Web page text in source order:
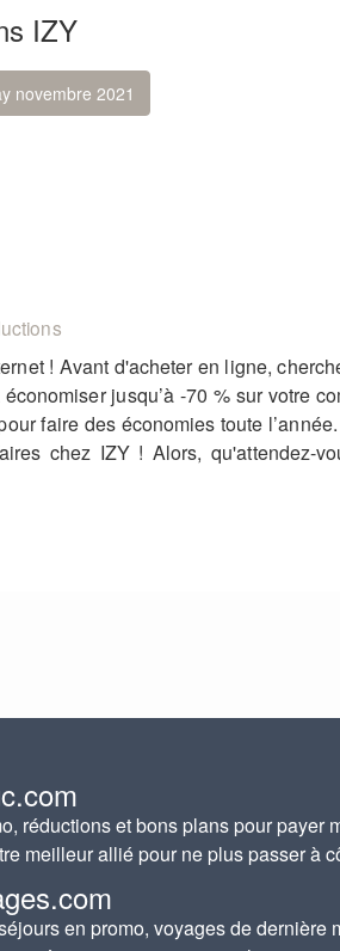
IZY
novembre 2021
! Avant d'acheter en ligne,
jusqu’à -70 % sur votre
faire des économies toute
chez IZY ! Alors, qu'attendez-
réductions et bons plans pour payer
meilleur allié pour ne plus passer à
en promo, voyages de dernière